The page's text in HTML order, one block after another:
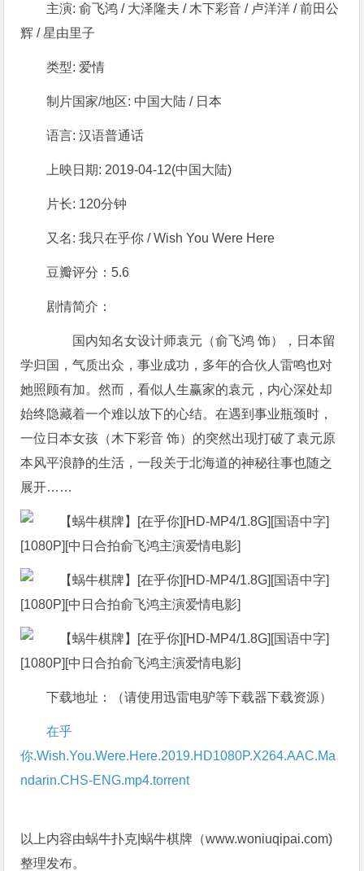
主演: 俞飞鸿 / 大泽隆夫 / 木下彩音 / 卢洋洋 / 前田公
辉 / 星由里子
类型: 爱情
制片国家/地区: 中国大陆 / 日本
语言: 汉语普通话
上映日期: 2019-04-12(中国大陆)
片长: 120分钟
又名: 我只在乎你 / Wish You Were Here
豆瓣评分：5.6
剧情简介：
国内知名女设计师袁元（俞飞鸿 饰），日本留
学归国，气质出众，事业成功，多年的合伙人雷鸣也对
她照顾有加。然而，看似人生赢家的袁元，内心深处却
始终隐藏着一个难以放下的心结。在遇到事业瓶颈时，
一位日本女孩（木下彩音 饰）的突然出现打破了袁元原
本风平浪静的生活，一段关于北海道的神秘往事也随之
展开……
下载地址：（请使用迅雷电驴等下载器下载资源）
在乎
你.Wish.You.Were.Here.2019.HD1080P.X264.AAC.Ma
ndarin.CHS-ENG.mp4.torrent
以上内容由蜗牛扑克|蜗牛棋牌（www.woniuqipai.com)
整理发布。